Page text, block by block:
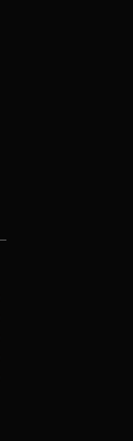
れない希少なプ
」と記載されて